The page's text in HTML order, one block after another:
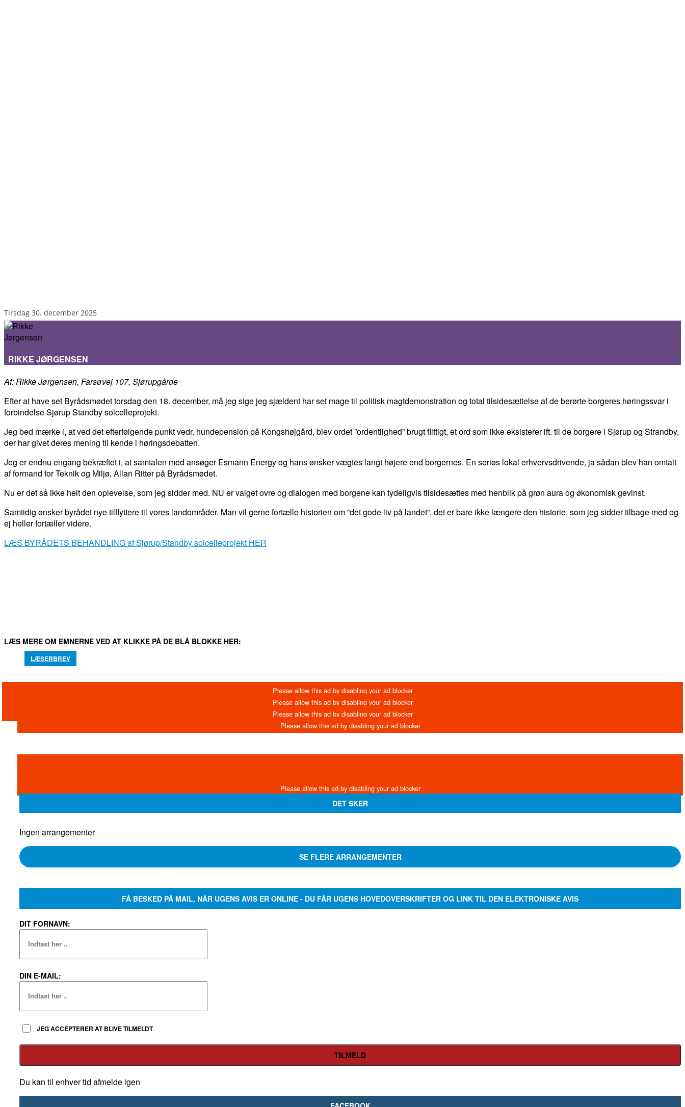
tirsdag 30. december 2025
RIKKE JØRGENSEN
Af: Rikke Jørgensen, Farsøvej 107, Sjørupgårde
Efter at have set Byrådsmødet torsdag den 18. december, må jeg sige jeg sjældent har set mage til politisk magtdemonstration og total tilsidesættelse af de berørte borgeres høringssvar i
forbindelse Sjørup Standby solcelleprojekt.
Jeg bed mærke i, at ved det efterfølgende punkt vedr. hundepension på Kongshøjgård, blev ordet ”ordentlighed” brugt flittigt, et ord som ikke eksisterer ift. til de borgere i Sjørup og Strandby,
der har givet deres mening til kende i høringsdebatten.
Jeg er endnu engang bekræftet i, at samtalen med ansøger Esmann Energy og hans ønsker vægtes langt højere end borgernes. En seriøs lokal erhvervsdrivende, ja sådan blev han omtalt
af formand for Teknik og Miljø, Allan Ritter på Byrådsmødet.
Nu er det så ikke helt den oplevelse, som jeg sidder med. NU er valget ovre og dialogen med borgene kan tydeligvis tilsidesættes med henblik på grøn aura og økonomisk gevinst.
Samtidig ønsker byrådet nye tilflyttere til vores landområder. Man vil gerne fortælle historien om ”det gode liv på landet”, det er bare ikke længere den historie, som jeg sidder tilbage med og
ej heller fortæller videre.
LÆS BYRÅDETS BEHANDLING af Sjørup/Standby solcelleprojekt HER
LÆS MERE OM EMNERNE VED AT KLIKKE PÅ DE BLÅ BLOKKE HER:
LÆSERBREV
DET SKER
Ingen arrangementer
SE FLERE ARRANGEMENTER
FÅ BESKED PÅ MAIL, NÅR UGENS AVIS ER ONLINE - DU FÅR UGENS HOVEDOVERSKRIFTER OG LINK TIL DEN ELEKTRONISKE AVIS
DIT FORNAVN:
DIN E-MAIL:
JEG ACCEPTERER AT BLIVE TILMELDT
Du kan til enhver tid afmelde igen